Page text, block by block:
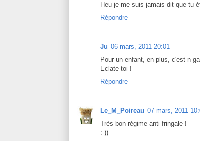
Heu je me suis jamais dit que tu
Répondre
Ju 06 mars, 2011 20:01
Pour un enfant, en plus, c'est n
Eclate toi !
Répondre
Le_M_Poireau 07 mars, 2011
Très bon régime anti fringale !
:-))